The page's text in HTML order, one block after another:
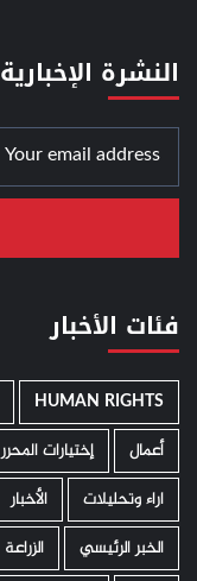
النشرة الإخبارية
فئات الأخبار
HUMAN RIGHTS
أعمال
إختيارات المحرر
اراء وتحليلات
الأخبار
الخبر الرئيسي
الزراعة